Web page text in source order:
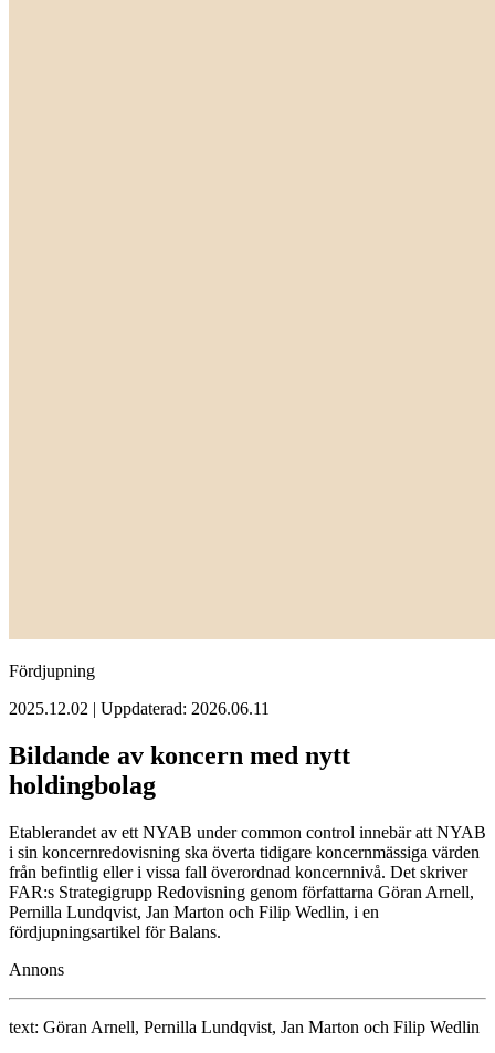
Fördjupning
2025.12.02 | Uppdaterad: 2026.06.11
Bildande av koncern med nytt
holdingbolag
Etablerandet av ett NYAB under common control innebär att NYAB
i sin koncernredovisning ska överta tidigare koncernmässiga värden
från befintlig eller i vissa fall överordnad koncernnivå. Det skriver
FAR:s Strategigrupp Redovisning genom författarna Göran Arnell,
Pernilla Lundqvist, Jan Marton och Filip Wedlin, i en
fördjupningsartikel för Balans.
Annons
text: Göran Arnell, Pernilla Lundqvist, Jan Marton och Filip Wedlin